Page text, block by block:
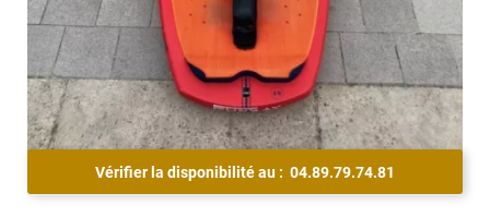
Vérifier la disponibilité au : 04.89.79.74.81